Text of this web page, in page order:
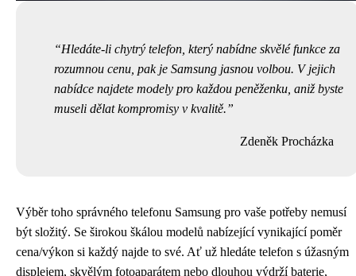
Hledáte-li chytrý telefon, který nabídne skvělé funkce za
rozumnou cenu, pak je Samsung jasnou volbou. V jejich
nabídce najdete modely pro každou peněženku, aniž byste
museli dělat kompromisy v kvalitě.
Zdeněk Procházka
Výběr toho správného telefonu Samsung pro vaše potřeby nemusí
být složitý. Se širokou škálou modelů nabízející vynikající poměr
cena/výkon si každý najde to své. Ať už hledáte telefon s úžasným
displejem, skvělým fotoaparátem nebo dlouhou výdrží baterie,